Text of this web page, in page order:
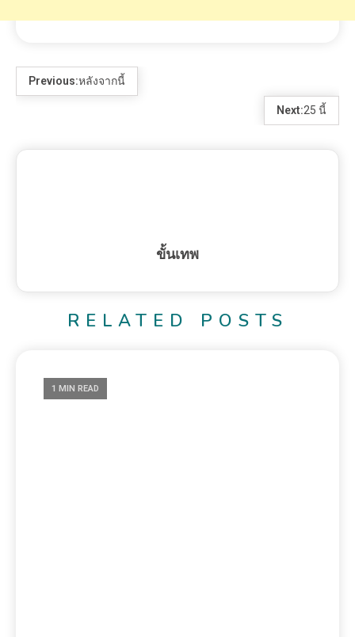
Previous:หลังจากนี้
Next:25 นี้
ขั้นเทพ
RELATED POSTS
1 MIN READ